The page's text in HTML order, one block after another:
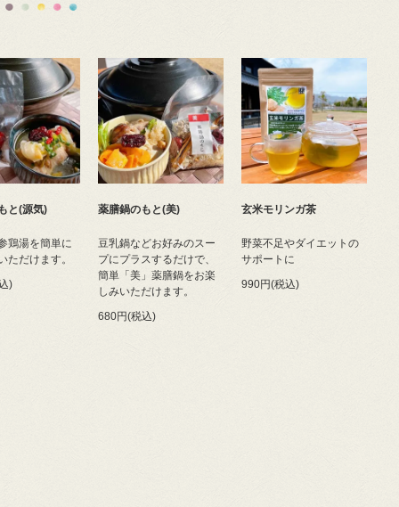
と(源気)
鶏湯を簡単に
ただけます。
)
薬膳鍋のもと(美)
豆乳鍋などお好みのスー
プにプラスするだけで、
簡単「美」薬膳鍋をお楽
しみいただけます。
680円(税込)
玄米モリンガ茶
野菜不足やダイエットの
サポートに
990円(税込)